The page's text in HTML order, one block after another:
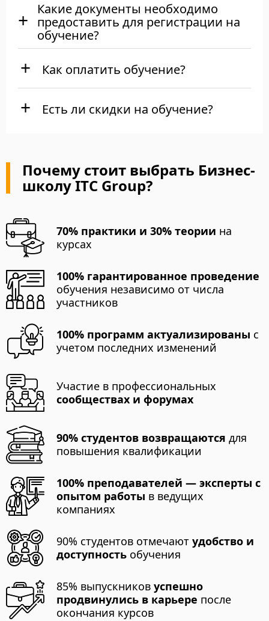
Какие документы необходимо
предоставить для регистрации на
обучение?
Как оплатить обучение?
Есть ли скидки на обучение?
Почему стоит выбрать Бизнес-
школу ITC Group?
70% практики и 30% теории на
курсах
100% гарантированное проведение
обучения независимо от числа
участников
100% программ актуализированы с
учетом последних изменений
Участие в профессиональных
сообществах и форумах
90% студентов возвращаются для
повышения квалификации
100% преподавателей — эксперты с
опытом работы в ведущих
компаниях
90% студентов отмечаютудобство и
доступность обучения
85% выпускниковуспешно
продвинулись в карьере после
окончания курсов